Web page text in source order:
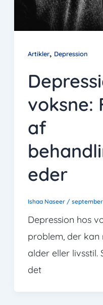
Artikler, Depression
voksne:
af
eder
Ishaa Naseer / september
Depression hos
problem, der kan
alder eller livsstil.
det